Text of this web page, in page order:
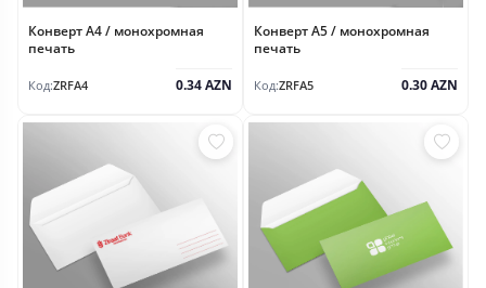
Конверт А4 / монохромная
печать
Код:ZRFA4 0.34 AZN
Конверт А5 / монохромная
печать
Код:ZRFA5 0.30 AZN